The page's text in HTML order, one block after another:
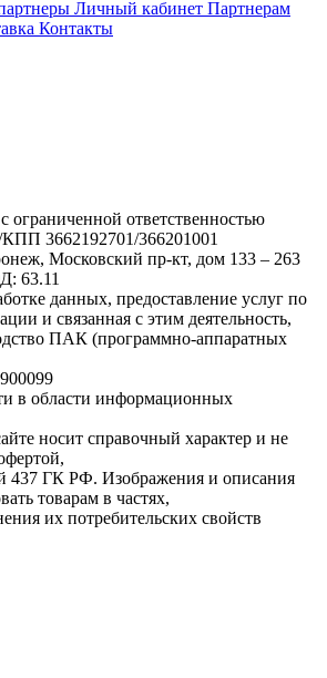
Личный кабинет Партнерам
Контакты
ограниченной ответственностью
3662192701/366201001
Московский пр-кт, дом 133 – 263
63.11
данных, предоставление услуг по
и связанная с этим деятельность,
ПАК (программно-аппаратных
в области информационных
носит справочный характер и не
437 ГК РФ. Изображения и описания
товарам в частях,
их потребительских свойств